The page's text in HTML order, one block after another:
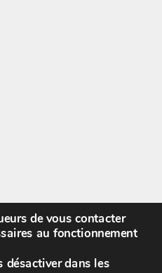
visiteur ![S'enregistrer
de vous contacter
au fonctionnement
désactiver dans les